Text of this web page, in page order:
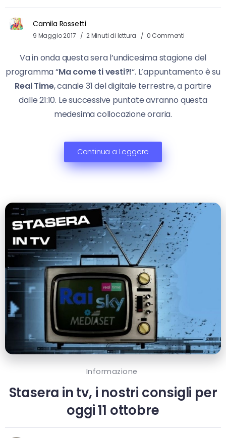
Camila Rossetti
9 Maggio 2017 2 Minuti di lettura 0 Commenti
Va in onda questa sera l’undicesima stagione del
programma “Ma come ti vesti?!“. L’appuntamento è su
Real Time, canale 31 del digitale terrestre, a partire
dalle 21:10. Le successive puntate avranno questa
medesima collocazione oraria.
Continua a Leggere
Informazione
Stasera in tv, i nostri consigli per
oggi 11 ottobre